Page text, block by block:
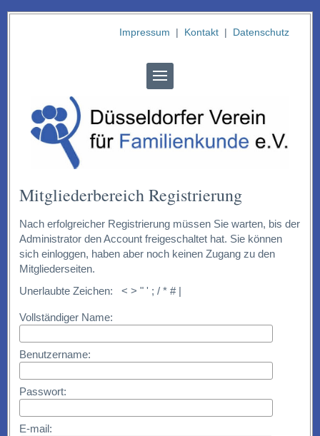
Impressum | Kontakt| Datenschutz
Mitgliederbereich Registrierung
Nach erfolgreicher Registrierung müssen Sie warten, bis der
Administrator den Account freigeschaltet hat. Sie können
sich einloggen, haben aber noch keinen Zugang zu den
Mitgliederseiten.
Unerlaubte Zeichen: < > " ' ; / * # |
Vollständiger Name:
Benutzername:
Passwort:
E-mail: